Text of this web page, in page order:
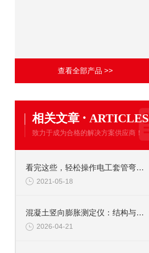
查看全部产品 >>
相关文章 · ARTICLES
致力于成为合格的解决方案供应商！
看完这些，轻松操作电工套管弯曲固定装置
2021-05-18
混凝土竖向膨胀测定仪：结构与使用要求探秘
2026-04-21